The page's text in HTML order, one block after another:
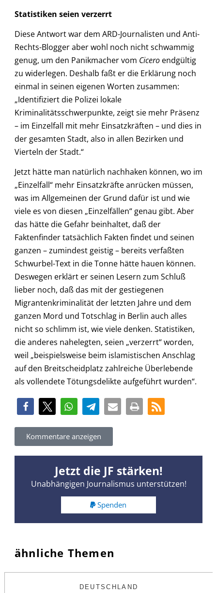
Statistiken seien verzerrt
Diese Antwort war dem ARD-Journalisten und Anti-
Rechts-Blogger aber wohl noch nicht schwammig
genug, um den Panikmacher vom Cicero endgültig
zu widerlegen. Deshalb faßt er die Erklärung noch
einmal in seinen eigenen Worten zusammen:
„Identifiziert die Polizei lokale
Kriminalitätsschwerpunkte, zeigt sie mehr Präsenz
– im Einzelfall mit mehr Einsatzkräften – und dies in
der gesamten Stadt, also in allen Bezirken und
Vierteln der Stadt.“
Jetzt hätte man natürlich nachhaken können, wo im
„Einzelfall“ mehr Einsatzkräfte anrücken müssen,
was im Allgemeinen der Grund dafür ist und wie
viele es von diesen „Einzelfällen“ genau gibt. Aber
das hätte die Gefahr beinhaltet, daß der
Faktenfinder tatsächlich Fakten findet und seinen
ganzen – zumindest geistig – bereits verfaßten
Schwurbel-Text in die Tonne hätte hauen können.
Deswegen erklärt er seinen Lesern zum Schluß
lieber noch, daß das mit der gestiegenen
Migrantenkriminalität der letzten Jahre und dem
ganzen Mord und Totschlag in Berlin auch alles
nicht so schlimm ist, wie viele denken. Statistiken,
die anderes nahelegten, seien „verzerrt“ worden,
weil „beispielsweise beim islamistischen Anschlag
auf den Breitscheidplatz zahlreiche Überlebende
als vollendete Tötungsdelikte aufgeführt wurden“.
Kommentare anzeigen
Jetzt die JF stärken!
Unabhängigen Journalismus unterstützen!
Spenden
ähnliche Themen
DEUTSCHLAND